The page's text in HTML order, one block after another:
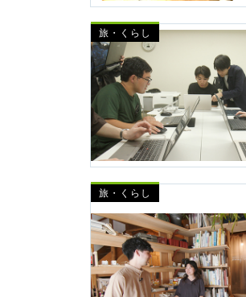
旅・くらし
旅・くらし